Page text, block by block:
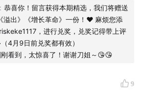
小而美的人群品牌，谁才是品牌的
纯粹是因为好懂？
: 恭喜你！留言获得本期精选，我们将赠送
溢出》《增长革命》一份！❤ 麻烦您添
，进行兑奖，兑奖记得带上评
4月9日前兑奖都有效）
刚看到，太惊喜了！谢谢刀姐～😘😘
9